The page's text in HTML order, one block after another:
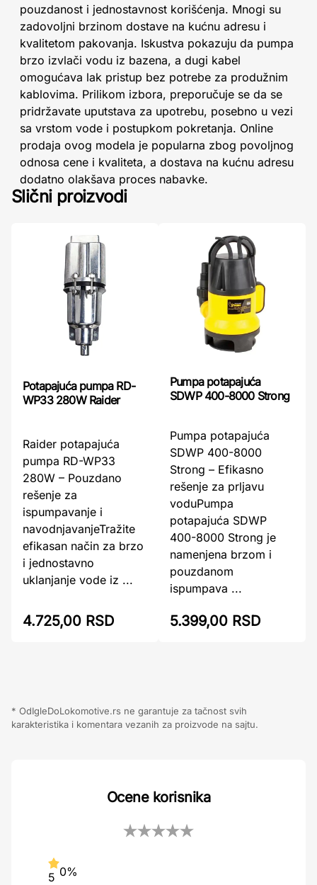
pouzdanost i jednostavnost korišćenja. Mnogi su
zadovoljni brzinom dostave na kućnu adresu i
kvalitetom pakovanja. Iskustva pokazuju da pumpa
brzo izvlači vodu iz bazena, a dugi kabel
omogućava lak pristup bez potrebe za produžnim
kablovima. Prilikom izbora, preporučuje se da se
pridržavate uputstava za upotrebu, posebno u vezi
sa vrstom vode i postupkom pokretanja. Online
prodaja ovog modela je popularna zbog povoljnog
odnosa cene i kvaliteta, a dostava na kućnu adresu
dodatno olakšava proces nabavke.
Slični proizvodi
Potapajuća pumpa RD-
WP33 280W Raider
Raider potapajuća
pumpa RD-WP33
280W – Pouzdano
rešenje za
ispumpavanje i
navodnjavanjeTražite
efikasan način za brzo
i jednostavno
uklanjanje vode iz ...
4.725,00 RSD
Pumpa potapajuća
SDWP 400-8000 Strong
Pumpa potapajuća
SDWP 400-8000
Strong – Efikasno
rešenje za prljavu
voduPumpa
potapajuća SDWP
400-8000 Strong je
namenjena brzom i
pouzdanom
ispumpava ...
5.399,00 RSD
* OdIgleDoLokomotive.rs ne garantuje za tačnost svih
karakteristika i komentara vezanih za proizvode na sajtu.
Ocene korisnika
5 0%